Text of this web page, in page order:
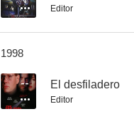
Editor
1998
-- El desfiladero
Editor